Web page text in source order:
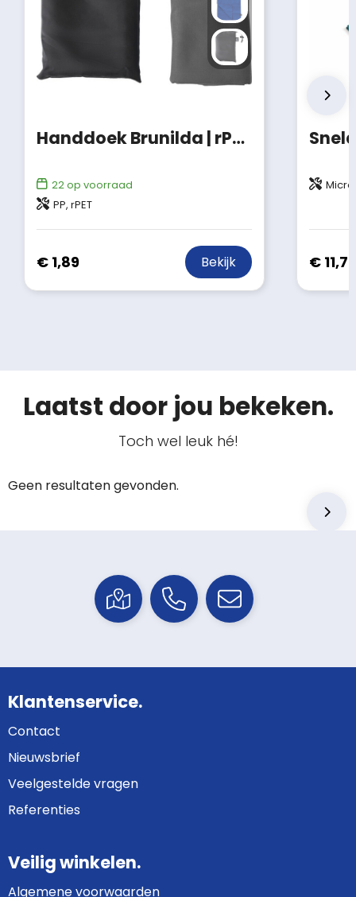
Handdoek Brunilda | rPET | 79x30 cm
22op voorraad
PP, rPET
€ 1,89 Bekijk € 11,73
Laatst door jou bekeken.
Toch wel leuk hé!
Geen resultaten gevonden.
Klantenservice.
Contact
Nieuwsbrief
Veelgestelde vragen
Referenties
Veilig winkelen.
Algemene voorwaarden